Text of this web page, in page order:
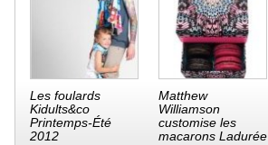
Les foulards
Kidults&co
Printemps-Été
2012
Matthew
Williamson
customise les
macarons Ladurée